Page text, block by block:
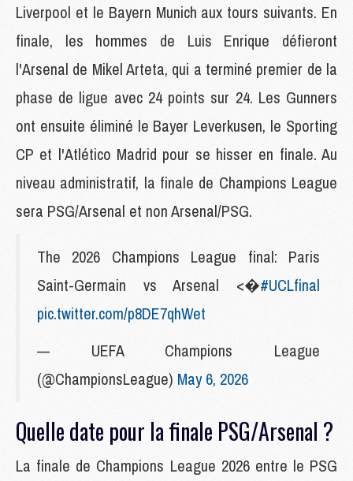
Liverpool et le Bayern Munich aux tours suivants. En
finale, les hommes de Luis Enrique défieront
l'Arsenal de Mikel Arteta, qui a terminé premier de la
phase de ligue avec 24 points sur 24. Les Gunners
ont ensuite éliminé le Bayer Leverkusen, le Sporting
CP et l'Atlético Madrid pour se hisser en finale. Au
niveau administratif, la finale de Champions League
sera PSG/Arsenal et non Arsenal/PSG.
The 2026 Champions League final: Paris
Saint-Germain vs Arsenal <�#UCLfinal
pic.twitter.com/p8DE7qhWet
— UEFA Champions League
(@ChampionsLeague) May 6, 2026
Quelle date pour la finale PSG/Arsenal ?
La finale de Champions League 2026 entre le PSG